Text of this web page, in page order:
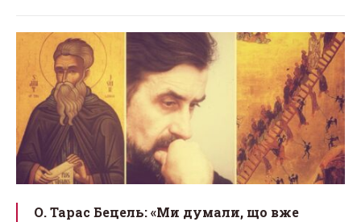
О. Тарас Бецель: «Ми думали, що вже